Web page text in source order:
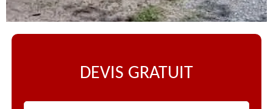
DEVIS GRATUIT